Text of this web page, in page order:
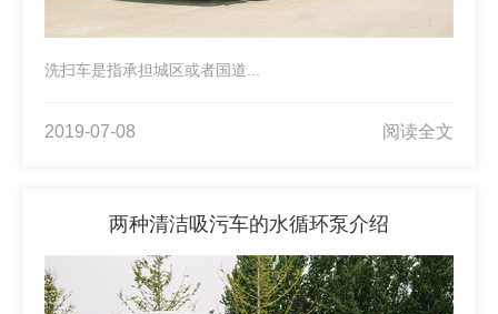
洗扫车是指承担城区或者国道...
2019-07-08 阅读全文
两种清洁吸污车的水循环泵介绍